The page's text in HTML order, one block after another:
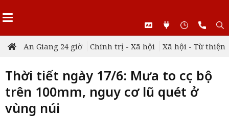
An Giang 24 giờ Chính trị - Xã hội Xã hội - Từ thiện
Thời tiết ngày 17/6: Mưa to cục bộ
trên 100mm, nguy cơ lũ quét ở
vùng núi